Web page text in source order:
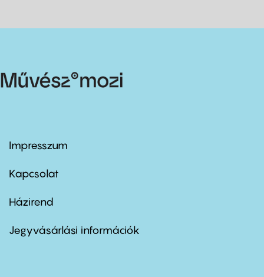
Footer
first
Impresszum
Kapcsolat
Footer
second
Házirend
Jegyvásárlási információk